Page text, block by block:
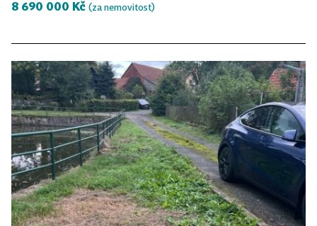
8 690 000 Kč (za nemovitost)